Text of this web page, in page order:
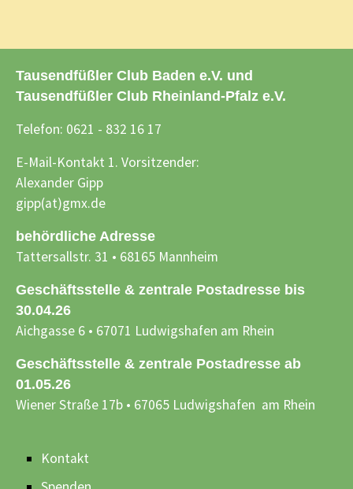
Tausendfüßler Club Baden e.V. und
Tausendfüßler Club Rheinland-Pfalz e.V.
Telefon: 0621 - 832 16 17
E-Mail-Kontakt 1. Vorsitzender:
Alexander Gipp
gipp(at)gmx.de
behördliche Adresse
Tattersallstr. 31 • 68165 Mannheim
Geschäftsstelle & zentrale Postadresse bis
30.04.26
Aichgasse 6 • 67071 Ludwigshafen am Rhein
Geschäftsstelle & zentrale Postadresse ab
01.05.26
Wiener Straße 17b • 67065 Ludwigshafen am Rhein
Kontakt